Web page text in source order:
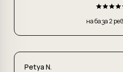
на база 2
Petya N.